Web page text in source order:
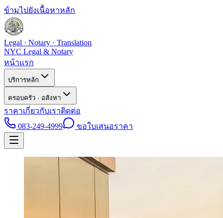
ข้ามไปยังเนื้อหาหลัก
Legal · Notary · Translation
NYC Legal & Notary
หน้าแรก
บริการหลัก
ครอบครัว · อสังหา
ราคาเกี่ยวกับเราติดต่อ
083-249-4999
ขอใบเสนอราคา